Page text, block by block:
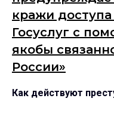
кражи
Госуслуг с
якобы
России»
Как действуют